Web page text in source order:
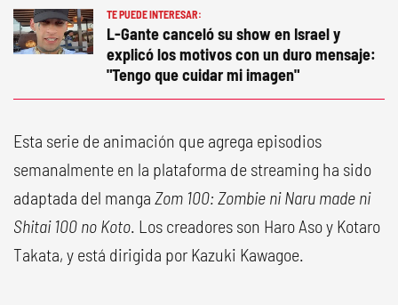
TE PUEDE INTERESAR:
L-Gante canceló su show en Israel y
explicó los motivos con un duro mensaje:
"Tengo que cuidar mi imagen"
Esta serie de animación que agrega episodios
semanalmente en la plataforma de streaming ha sido
adaptada del manga Zom 100: Zombie ni Naru made ni
Shitai 100 no Koto. Los creadores son Haro Aso y Kotaro
Takata, y está dirigida por Kazuki Kawagoe.